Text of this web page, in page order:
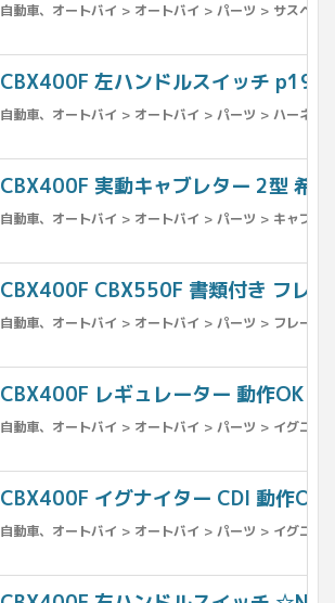
自動車、オートバイ > オートバイ > パーツ > サスペン
CBX400F 左ハンドルスイッチ
自動車、オートバイ > オートバイ > パーツ > ハーネス
CBX400F 実動キャブレター 2型
自動車、オートバイ > オートバイ > パーツ > キャブレ
CBX400F CBX550F 書類付き フレ
自動車、オートバイ > オートバイ > パーツ > フレーム
CBX400F レギュレーター 動作OK
自動車、オートバイ > オートバイ > パーツ > イグニッ
CBX400F イグナイター CDI 動作
自動車、オートバイ > オートバイ > パーツ > イグニッ